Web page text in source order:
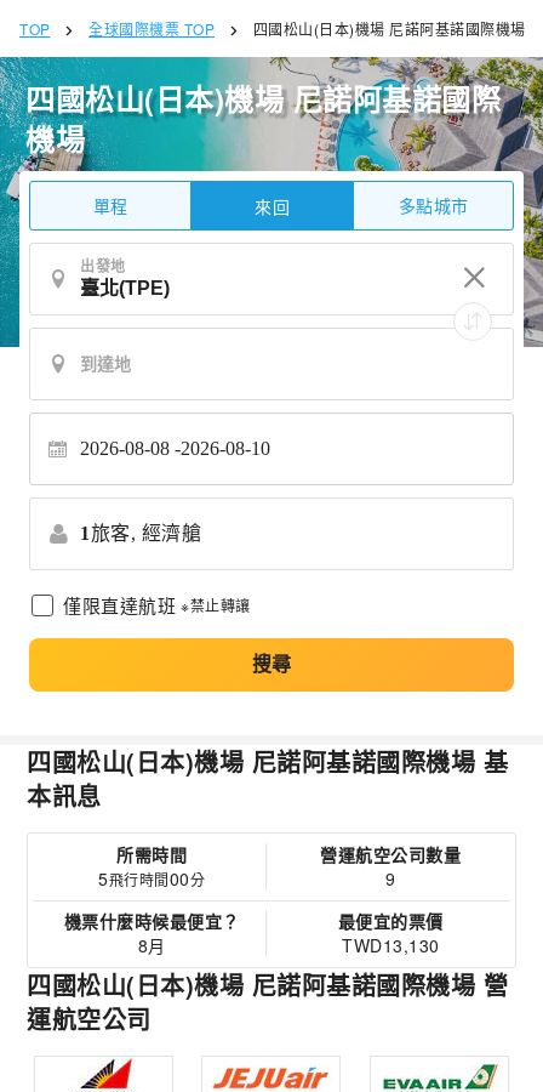
TOP 全球國際機票 TOP 四國松山(日本)機場 尼諾阿基諾國際機場
四國松山(日本)機場 尼諾阿基諾國際
機場
單程 來回 多點城市
出發地
2026-08-08 2026-08-10
1旅客, 經濟艙
僅限直達航班 ※禁止轉讓
搜尋
四國松山(日本)機場 尼諾阿基諾國際機場 基
本訊息
所需時間
5飛行時間00分
營運航空公司數量
9
機票什麼時候最便宜？
8月
最便宜的票價
TWD13,130
四國松山(日本)機場 尼諾阿基諾國際機場 營
運航空公司